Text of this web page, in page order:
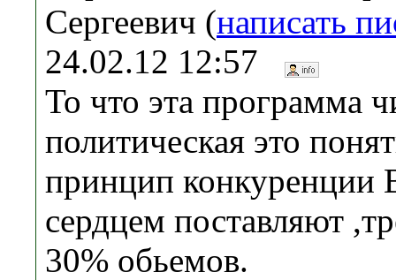
Сергеевич (написать
24.02.12 12:57
То что эта программа
политическая это
принцип конкуренции
сердцем поставляют
30% обьемов.